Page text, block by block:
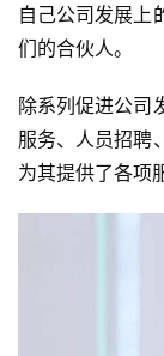
自己公司发展上
们的合伙人。
除系列促进公司
服务、人员招聘
为其提供了各项